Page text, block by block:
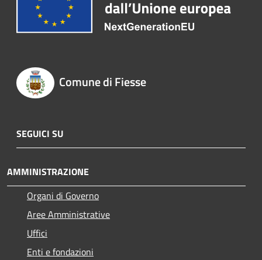
Comune di Fiesse
SEGUICI SU
AMMINISTRAZIONE
Organi di Governo
Aree Amministrative
Uffici
Enti e fondazioni